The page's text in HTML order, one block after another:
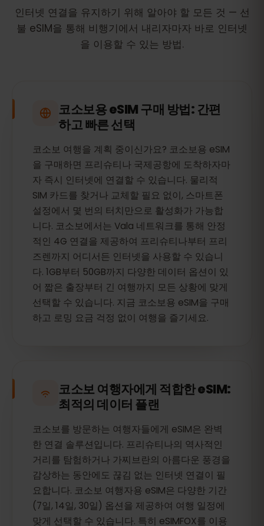
인터넷 연결을 유지하기 위해 알아야 할 모든 것 — 선
불 eSIM을 통해 비행기에서 내리자마자 바로 인터넷
을 이용할 수 있는 방법.
코소보용 eSIM 구매 방법: 간편
하고 빠른 선택
코소보 여행을 계획 중이신가요? 코소보용 eSIM
을 구매하면 프리슈티나 국제공항에 도착하자마
자 즉시 인터넷에 연결할 수 있습니다. 물리적
SIM 카드를 찾거나 교체할 필요 없이, 스마트폰
설정에서 몇 번의 터치만으로 활성화가 가능합
니다. 코소보에서는 Vala 네트워크를 통해 안정
적인 4G 연결을 제공하여 프리슈티나부터 프리
즈렌까지 어디서든 인터넷을 사용할 수 있습니
다. 1GB부터 50GB까지 다양한 데이터 옵션이 있
어 짧은 출장부터 긴 여행까지 모든 상황에 맞게
선택할 수 있습니다. 지금 코소보용 eSIM을 구매
하고 로밍 요금 걱정 없이 여행을 즐기세요.
코소보 여행자에게 적합한 eSIM:
최적의 데이터 플랜
코소보를 방문하는 여행자들에게 eSIM은 완벽
한 연결 솔루션입니다. 프리슈티나의 역사적인
거리를 탐험하거나 가찌브란의 아름다운 풍경을
감상하는 동안에도 끊김 없는 인터넷 연결이 필
요합니다. 코소보 여행자용 eSIM은 다양한 기간
(7일, 14일, 30일) 옵션을 제공하여 여행 일정에
맞게 선택할 수 있습니다. 특히 eSIMFOX를 이용